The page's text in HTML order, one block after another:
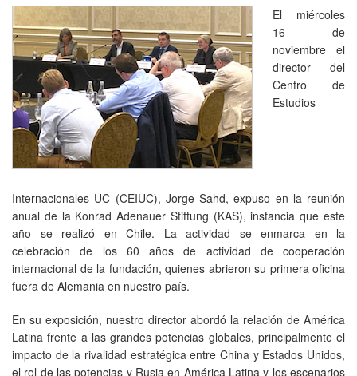
El miércoles
16 de
noviembre el
director del
Centro de
Estudios
Internacionales UC (CEIUC), Jorge Sahd, expuso en la reunión
anual de la Konrad Adenauer Stiftung (KAS), instancia que este
año se realizó en Chile. La actividad se enmarca en la
celebración de los 60 años de actividad de cooperación
internacional de la fundación, quienes abrieron su primera oficina
fuera de Alemania en nuestro país.
En su exposición, nuestro director abordó la relación de América
Latina frente a las grandes potencias globales, principalmente el
impacto de la rivalidad estratégica entre China y Estados Unidos,
el rol de las potencias y Rusia en América Latina y los escenarios